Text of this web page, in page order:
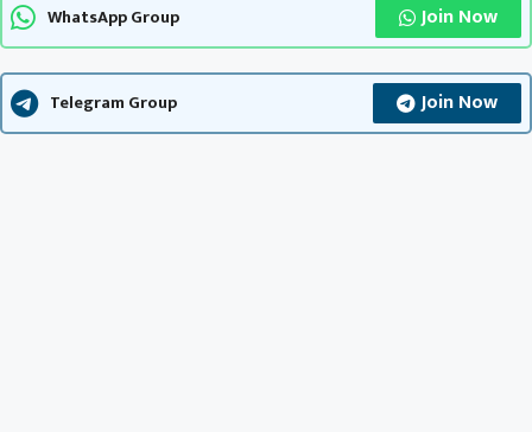
WhatsApp Group Join Now
Telegram Group Join Now